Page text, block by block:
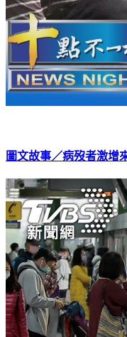
圖文故事／病歿者激增